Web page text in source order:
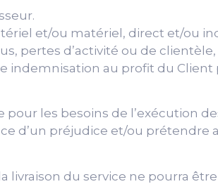
et/ou matériel, direct et/ou
pertes d’activité ou de
indemnisation au profit du
les besoins de l’exécution
d’un préjudice et/ou prétendre
livraison du service ne pourra